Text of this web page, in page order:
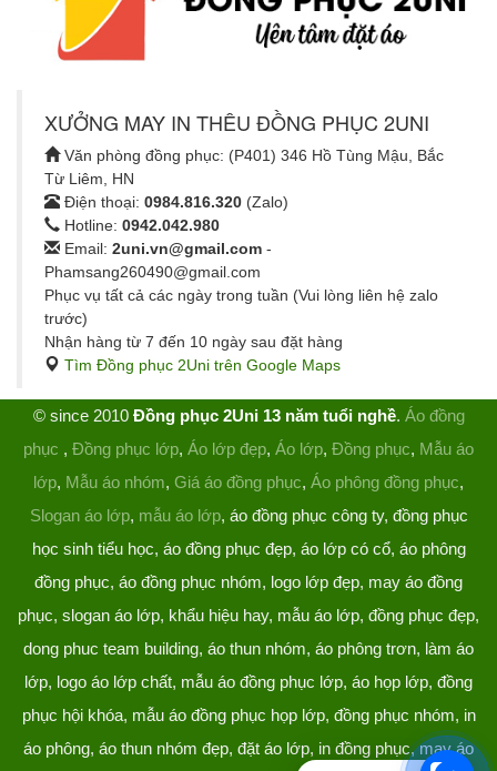
XƯỞNG MAY IN THÊU ĐỒNG PHỤC 2UNI
Văn phòng đồng phục: (P401) 346 Hồ Tùng Mậu, Bắc
Từ Liêm, HN
Điện thoại: 0984.816.320 (Zalo)
Hotline: 0942.042.980
Email: 2uni.vn@gmail.com -
Phamsang260490@gmail.com
Phục vụ tất cả các ngày trong tuần (Vui lòng liên hệ zalo
trước)
Nhận hàng từ 7 đến 10 ngày sau đặt hàng
Tìm Đồng phục 2Uni trên Google Maps
© since 2010 Đồng phục 2Uni 13 năm tuổi nghề. Áo đồng
phục , Đồng phục lớp, Áo lớp đẹp, Áo lớp, Đồng phục, Mẫu áo
lớp, Mẫu áo nhóm, Giá áo đồng phục, Áo phông đồng phục,
Slogan áo lớp, mẫu áo lớp, áo đồng phục công ty, đồng phục
học sinh tiểu học, áo đồng phục đẹp, áo lớp có cổ, áo phông
đồng phục, áo đồng phục nhóm, logo lớp đẹp, may áo đồng
phục, slogan áo lớp, khẩu hiệu hay, mẫu áo lớp, đồng phục đẹp,
dong phuc team building, áo thun nhóm, áo phông trơn, làm áo
lớp, logo áo lớp chất, mẫu áo đồng phục lớp, áo họp lớp, đồng
phục hội khóa, mẫu áo đồng phục họp lớp, đồng phục nhóm, in
áo phông, áo thun nhóm đẹp, đặt áo lớp, in đồng phục, may áo